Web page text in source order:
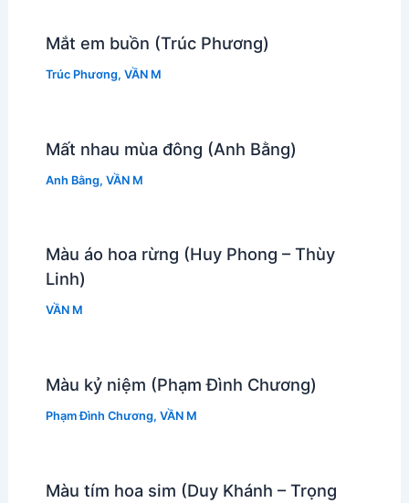
Mắt em buồn (Trúc Phương)
Trúc Phương, VẦN M
Mất nhau mùa đông (Anh Bằng)
Anh Bằng, VẦN M
Màu áo hoa rừng (Huy Phong – Thùy
Linh)
VẦN M
Màu kỷ niệm (Phạm Đình Chương)
Phạm Đình Chương, VẦN M
Màu tím hoa sim (Duy Khánh – Trọng